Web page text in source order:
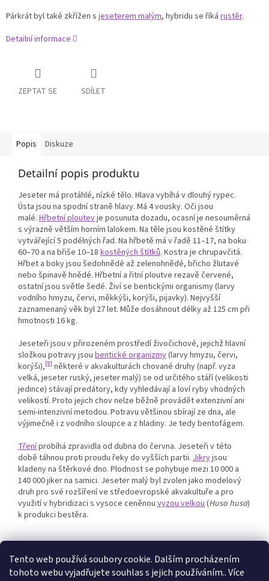
Tento web používá soubory cookie. Dalším procházením
tohoto webu vyjadřujete souhlas s jejich používáním.. Více
Párkrát byl také zkřížen s jeseterem malým, hybridu se říká rustěr.
Detailní informace
ZEPTAT SE SDÍLET
Popis Diskuze
Detailní popis produktu
Jeseter má protáhlé, nízké tělo. Hlava vybíhá v dlouhý rypec.
Ústa jsou na spodní straně hlavy. Má 4 vousky. Oči jsou
malé. Hřbetní ploutevje posunuta dozadu, ocasní je nesouměrná
s výrazně větším horním lalokem. Na těle jsou kostěné štítky
vytvářející 5 podélných řad. Na hřbetě má v řadě 11–17, na boku
60–70 a na břiše 10–18 kostěných štítků. Kostra je chrupavčitá.
Hřbet a boky jsou šedohnědé až zelenohnědé, břicho žlutavé
nebo špinavě hnědé. Hřbetní a řitní ploutve rezavě červené,
ostatní jsou světle šedé. Živí se bentickými organismy (larvy
vodního hmyzu, červi, měkkýši, korýši, pijavky). Nejvyšší
zaznamenaný věk byl 27 let. Může dosáhnout délky až 125 cm při
hmotnosti 16 kg.
Jeseteři jsou v přirozeném prostředí živočichové, jejichž hlavní
složkou potravy jsou bentické organizmy(larvy hmyzu, červi,
korýši),[8] některé v akvakulturách chované druhy (např. vyza
velká, jeseter ruský, jeseter malý) se od určitého stáří (velikosti
jedince) stávají predátory, kdy vyhledávají a loví ryby vhodných
velikostí. Proto jejich chov nelze běžně provádět extenzivní ani
semi-intenzivní metodou. Potravu většinou sbírají ze dna, ale
výjimečně i z vodního sloupce a z hladiny. Je tedy bentofágem.
Třeníprobíhá zpravidla od dubna do června. Jeseteři v této
době táhnou proti proudu řeky do vyšších partii. Jikryjsou
kladeny na štěrkové dno. Plodnost se pohybuje mezi 10 000 a
140 000 jiker na samici. Jeseter malý byl zvolen jako modelový
druh pro své rozšíření ve středoevropské akvakultuře a pro
využití v hybridizaci s vysoce ceněnou vyzou velkou (Huso huso)
k produkci bestěra.